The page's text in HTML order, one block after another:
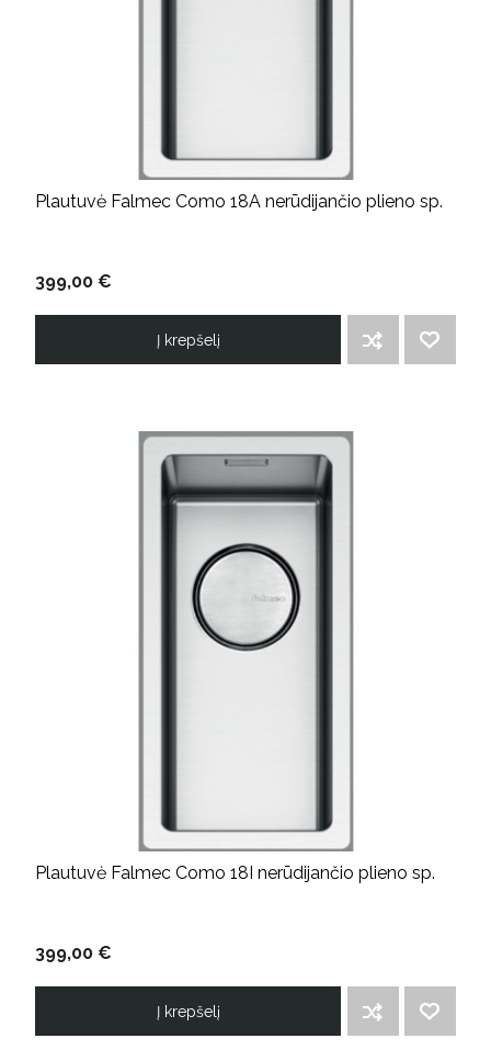
Plautuvė Falmec Como 18A nerūdijančio plieno sp.
399,00 €
Į krepšelį
Plautuvė Falmec Como 18I nerūdijančio plieno sp.
399,00 €
Į krepšelį